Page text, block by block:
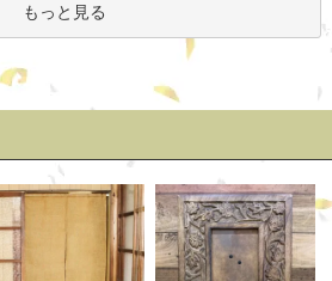
もっと見る